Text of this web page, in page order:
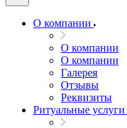
О компании
О компании
О компании
Галерея
Отзывы
Реквизиты
Ритуальные услуги